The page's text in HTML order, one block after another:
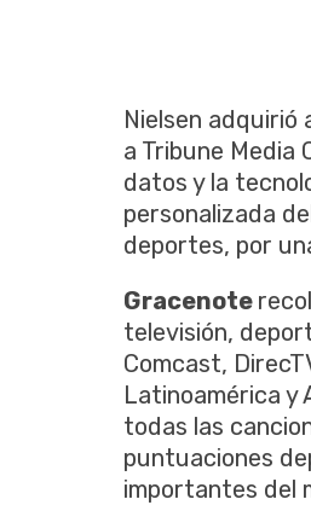
Nielsen
a Tribune Media
datos y la
personalizada
deportes, por
Gracenote
televisión,
Comcast,
Latinoamérica y
todas las
puntuaciones
importantes del